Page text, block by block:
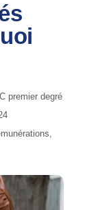
premier degré